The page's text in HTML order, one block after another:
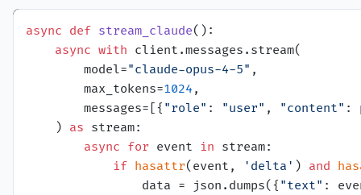
async def stream_claude():
async with client.messages.stream(
        model=
"claude-opus-4-5" ,
        max_tokens=
1024,
        messages=[{
"role" : "user" , "content" :
    )
as stream:
async for event in stream:
if hasattr(event, 'delta' ) and
                data = json.dumps({
"text" :